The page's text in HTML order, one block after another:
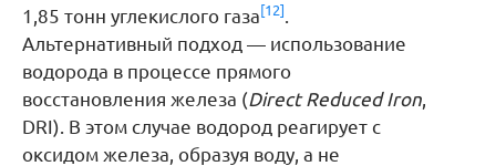
1,85 тонн углекислого газа [12]
Альтернативный подход — использование
водорода в процессе прямого
восстановления железа (Direct Reduced Iron
DRI). В этом случае водород реагирует с
оксидом железа, образуя воду, а не